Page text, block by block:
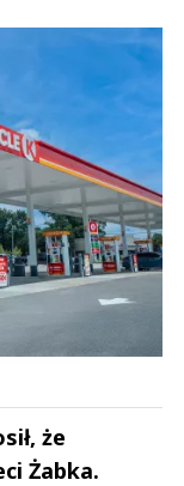
że
Żabka.